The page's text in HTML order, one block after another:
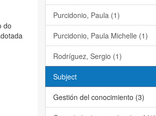
do
Purcidonio, Paula (1)
Purcidonio, Paula Michelle (1)
Rodríguez, Sergio (1)
Subject
Gestión del conocimiento (3)